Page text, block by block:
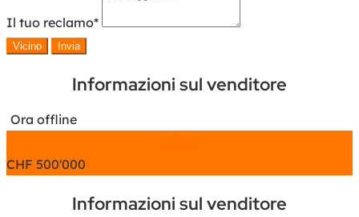
Il tuo reclamo*
Vicino Invia
Informazioni sul venditore
Ora offline
CHF 500'000
Informazioni sul venditore